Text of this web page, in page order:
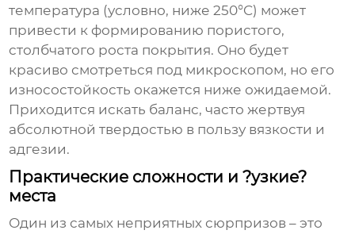
температура (условно, ниже 250°C) может
привести к формированию пористого,
столбчатого роста покрытия. Оно будет
красиво смотреться под микроскопом, но его
износостойкость окажется ниже ожидаемой.
Приходится искать баланс, часто жертвуя
абсолютной твердостью в пользу вязкости и
адгезии.
Практические сложности и ?узкие?
места
Один из самых неприятных сюрпризов – это